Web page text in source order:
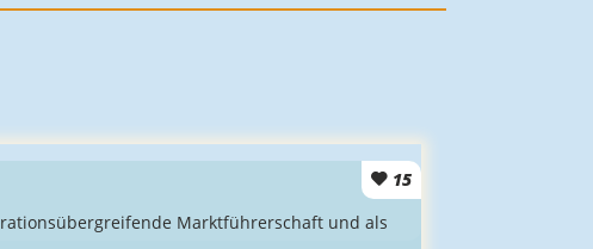
15
Marktführerschaft und als